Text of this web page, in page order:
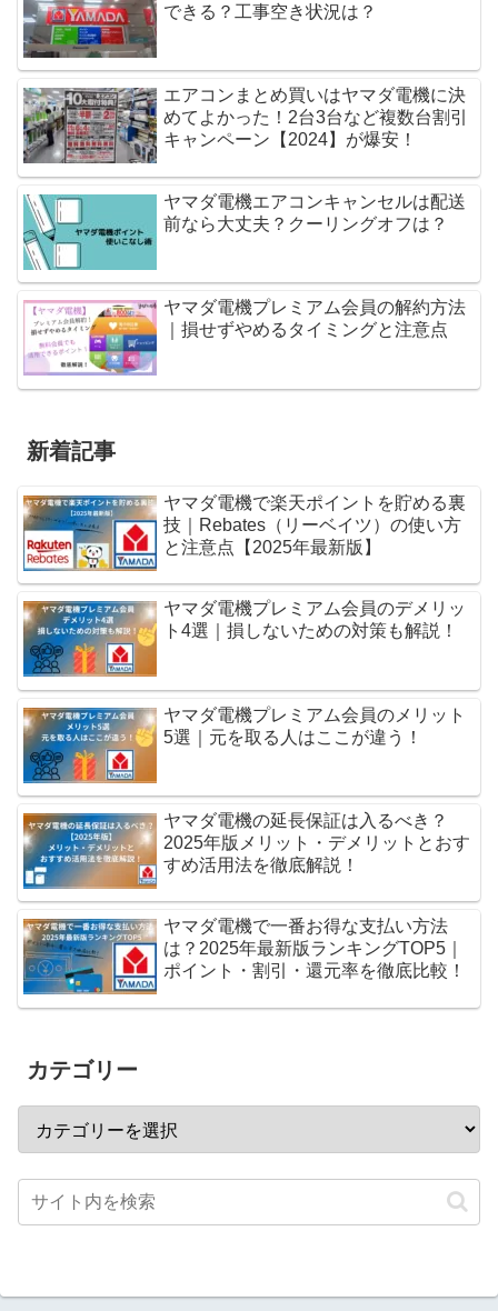
できる？工事空き状況は？
エアコンまとめ買いはヤマダ電機に決
めてよかった！2台3台など複数台割引
キャンペーン【2024】が爆安！
ヤマダ電機エアコンキャンセルは配送
前なら大丈夫？クーリングオフは？
ヤマダ電機プレミアム会員の解約方法
｜損せずやめるタイミングと注意点
新着記事
ヤマダ電機で楽天ポイントを貯める裏
技｜Rebates（リーベイツ）の使い方
と注意点【2025年最新版】
ヤマダ電機プレミアム会員のデメリッ
ト4選｜損しないための対策も解説！
ヤマダ電機プレミアム会員のメリット
5選｜元を取る人はここが違う！
ヤマダ電機の延長保証は入るべき？
2025年版メリット・デメリットとおす
すめ活用法を徹底解説！
ヤマダ電機で一番お得な支払い方法
は？2025年最新版ランキングTOP5｜
ポイント・割引・還元率を徹底比較！
カテゴリー